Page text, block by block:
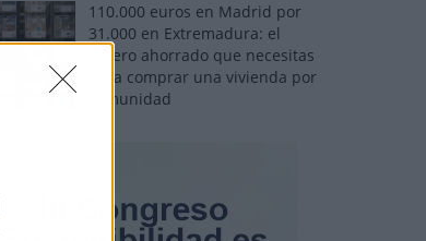
110.000 euros en Madrid por
31.000 en Extremadura: el
dinero ahorrado que necesitas
para comprar una vivienda por
comunidad